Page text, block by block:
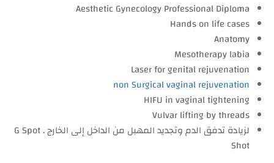
Aesthetic Gynecology Professional Diploma
Hands on life cases
Anatomy
Mesotherapy labia
Laser for genital rejuvenation
non Surgical vaginal rejuvenation
HIFU in vaginal tightening
Vulvar lifting by threads
لزيادة تدفق الدم وتجديد المهبل من الداخل إلى الخارج . G Spot
Shot